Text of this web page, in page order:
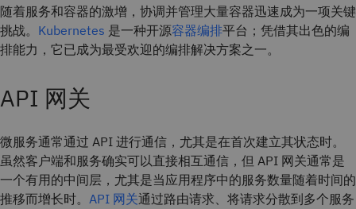
随着服务和容器的激增，协调并管理大量容器迅速成为一项关键
挑战。 Kubernetes 是一种开源容器编排平台；凭借其出色的编
排能力，它已成为最受欢迎的编排解决方案之一。
API 网关
微服务通常通过 API 进行通信，尤其是在首次建立其状态时。
虽然客户端和服务确实可以直接相互通信，但 API 网关通常是
一个有用的中间层，尤其是当应用程序中的服务数量随着时间的
推移而增长时。 API 网关通过路由请求、将请求分散到多个服务